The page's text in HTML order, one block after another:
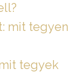
mit tegyen
tegyek